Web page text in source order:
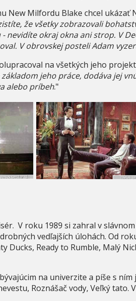
New Milfordu Blake chcel ukázať
že všetky zobrazovali
nevidíte okraj okna ani strop. V
V obrovskej posteli Adam
na všetkých jeho
jeho práce, dodáva jej
alebo príbeh."
V roku 1989 si zahral v
vedľajších úlohách. Od
Ducks, Ready to Rumble, Malý
na univerzite a píše s
Roznášač vody, Veľký tato.